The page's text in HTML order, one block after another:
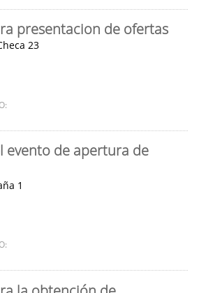
presentacion de ofertas
23
evento de apertura de
1